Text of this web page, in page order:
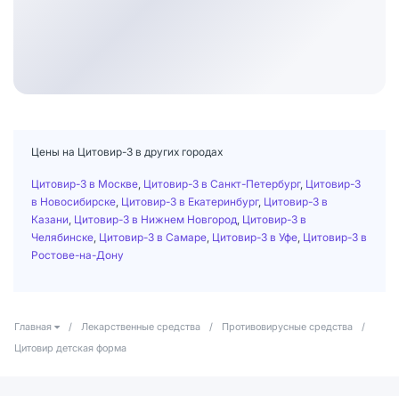
Цены на Цитовир-3 в других городах
Цитовир-3 в Москве Цитовир-3 в Санкт-Петербург, Цитовир-3
в Новосибирске Цитовир-3 в Екатеринбург, Цитовир-3 в
Казани Цитовир-3 в Нижнем Новгород Цитовир-3 в
Челябинске Цитовир-3 в Самаре Цитовир-3 в Уфе Цитовир-3 в
Ростове-на-Дону
Главная / Лекарственные средства / Противовирусные средства
/
Цитовир детская форма